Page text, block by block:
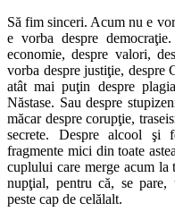
Să fim sinceri. Acum nu e
e vorba despre
economie, despre valori,
vorba despre justiţie,
atât mai puţin despre
Năstase. Sau despre
măcar despre corupţie,
secrete. Despre alcool şi
fragmente mici din toate
cuplului care merge acum la
nupţial, pentru că, se pare,
peste cap de celălalt.